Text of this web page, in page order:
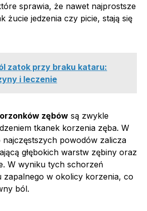
sprawia, że nawet najprostsze
żucie jedzenia czy picie, stają się
zatok przy braku kataru:
i leczenie
zębów są zwykle
tkanek korzenia zęba. W
najczęstszych powodów zalicza
głębokich warstw zębiny oraz
W wyniku tych schorzeń
zapalnego w okolicy korzenia, co
ból.